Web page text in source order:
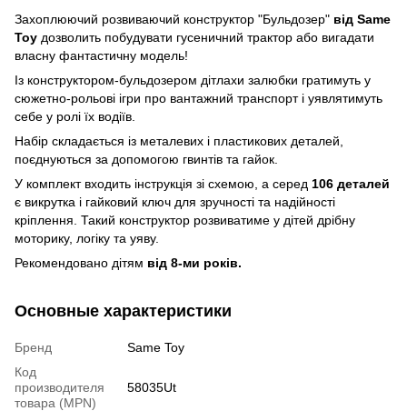
Захоплюючий розвиваючий конструктор "Бульдозер" від Same
Toy дозволить побудувати гусеничний трактор або вигадати
власну фантастичну модель!
Із конструктором-бульдозером дітлахи залюбки гратимуть у
сюжетно-рольові ігри про вантажний транспорт і уявлятимуть
себе у ролі їх водіїв.
Набір складається із металевих і пластикових деталей,
поєднуються за допомогою гвинтів та гайок.
У комплект входить інструкція зі схемою, а серед 106 деталей
є викрутка і гайковий ключ для зручності та надійності
кріплення. Такий конструктор розвиватиме у дітей дрібну
моторику, логіку та уяву.
Рекомендовано дітям від 8-ми років.
Основные характеристики
Бренд
Same Toy
Код
производителя
товара (MPN)
58035Ut